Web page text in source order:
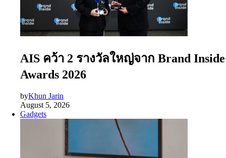
AIS คว้า 2 รางวัลใหญ่จาก Brand Inside
Awards 2026
byKhun Jarin
August 5, 2026
Gadgets